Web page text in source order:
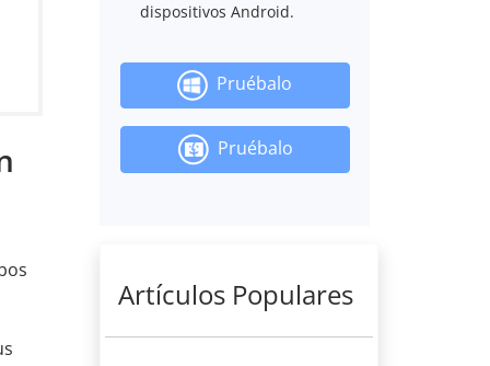
dispositivos Android.
Pruébalo
Pruébalo
Artículos Populares